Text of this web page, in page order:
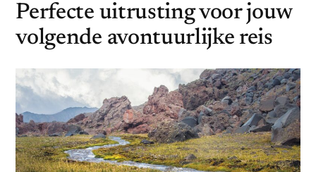
Perfecte uitrusting voor jouw
volgende avontuurlijke reis